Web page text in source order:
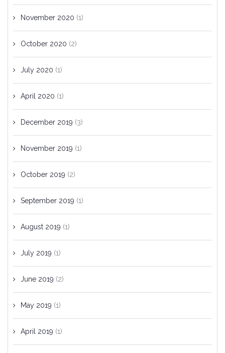
November 2020 (1)
October 2020 (2)
July 2020 (1)
April 2020 (1)
December 2019 (3)
November 2019 (1)
October 2019 (2)
September 2019 (1)
August 2019 (1)
July 2019 (1)
June 2019 (2)
May 2019 (1)
April 2019 (1)